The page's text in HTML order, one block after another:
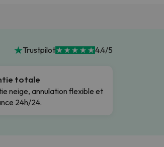
Trustpilot 4.4/5
totale
neige, annulation flexible et
24h/24.